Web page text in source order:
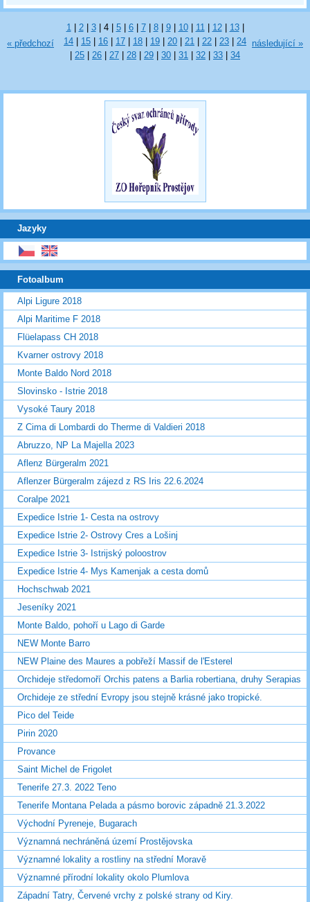
« předchozí
1 2 3 4 5 6 7 8 9 10 11 12 13
14
15 16 17 18 19 20 21 22 23
24
25 26 27 28 29 30 31 32 33 34
následující »
Jazyky
Fotoalbum
Alpi Ligure 2018
Alpi Maritime F 2018
Flüelapass CH 2018
Kvarner ostrovy 2018
Monte Baldo Nord 2018
Slovinsko - Istrie 2018
Vysoké Taury 2018
Z Cima di Lombardi do Therme di Valdieri 2018
Abruzzo, NP La Majella 2023
Aflenz Bürgeralm 2021
Aflenzer Bürgeralm zájezd z RS Iris 22.6.2024
Coralpe 2021
Expedice Istrie 1- Cesta na ostrovy
Expedice Istrie 2- Ostrovy Cres a Lošinj
Expedice Istrie 3- Istrijský poloostrov
Expedice Istrie 4- Mys Kamenjak a cesta domů
Hochschwab 2021
Jeseníky 2021
Monte Baldo, pohoří u Lago di Garde
NEW Monte Barro
NEW Plaine des Maures a pobřeží Massif de l'Esterel
Orchideje středomoří Orchis patens a Barlia robertiana, druhy Serapias
Orchideje ze střední Evropy jsou stejně krásné jako tropické.
Pico del Teide
Pirin 2020
Provance
Saint Michel de Frigolet
Tenerife 27.3. 2022 Teno
Tenerife Montana Pelada a pásmo borovic západně 21.3.2022
Východní Pyreneje, Bugarach
Významná nechráněná území Prostějovska
Významné lokality a rostliny na střední Moravě
Významné přírodní lokality okolo Plumlova
Západní Tatry, Červené vrchy z polské strany od Kiry.